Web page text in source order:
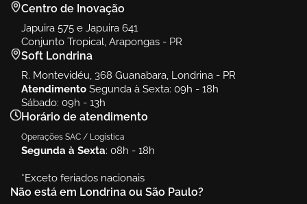
Centro de Inovação
Japuira 575 e Japuira 641
Conjunto Tropical, Arapongas - PR
Soft Londrina
R. Montevidéu, 368 Guanabara, Londrina - PR
Atendimento Segunda à Sexta: 09h - 18h
Sábado: 09h - 13h
Horário de atendimento
Operações SAC / Logística
Segunda à Sexta: 08h - 18h
*Exceto feriados nacionais
Não está em Londrina ou São Paulo?